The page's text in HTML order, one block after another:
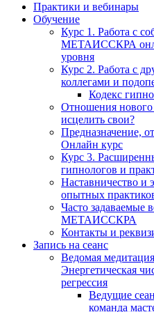
Практики и вебинары
Обучение
Курс 1. Работа с
МЕТАИССКРА
уровня
Курс 2. Работа с
коллегами и
Кодекс
Отношения
исцелить свои?
Предназначение,
Онлайн курс
Курс 3.
гипнологов и
Наставничество и
опытных
Часто задаваемые
МЕТАИССКРА
Контакты и
Запись на сеанс
Ведомая
Энергетическая
регрессия
Ведущие
команда